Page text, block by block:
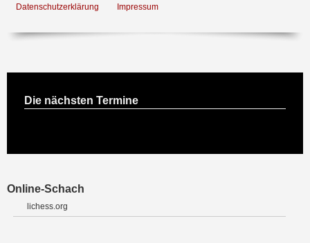
Datenschutzerklärung Impressum
Die nächsten Termine
Online-Schach
lichess.org